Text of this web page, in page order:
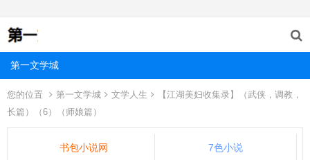
第一文学城
您的位置 第一文学城 文学人生
【江湖美妇收集录】（武侠，调教，
长篇）（6）（师娘篇）
书包小说网 7色小说